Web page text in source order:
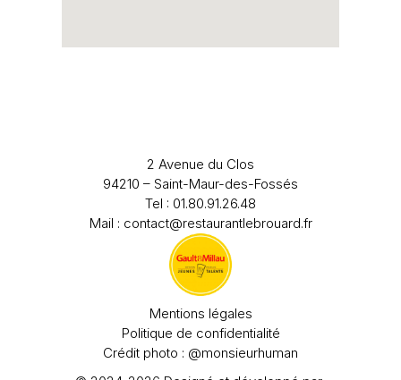
2 Avenue du Clos
94210 – Saint-Maur-des-Fossés
Tel : 01.80.91.26.48
Mail : contact@restaurantlebrouard.fr
Mentions légales
Politique de confidentialité
Crédit photo : @monsieurhuman